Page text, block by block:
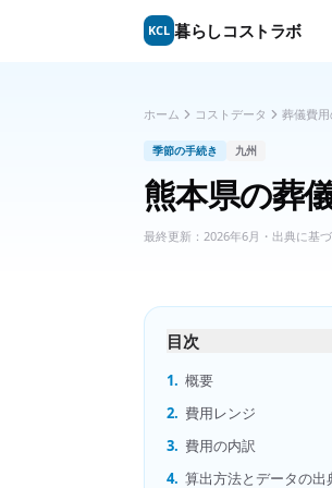
KCL 暮らしコストラボ
ホーム コストデータ 葬儀費
季節の手続き 九州
熊本県の葬
最終更新： 2026年6月 ・出典に基
目次
1. 概要
2. 費用レンジ
3. 費用の内訳
4. 算出方法とデータの出